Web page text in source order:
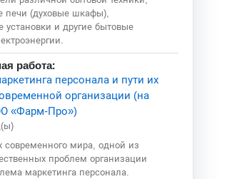
печи (духовые шкафы),
установки и другие бытовые
работа:
персонала и пути их
организации (на
«Фарм-Про»)
современного мира, одной из
проблем организации
маркетинга персонала.